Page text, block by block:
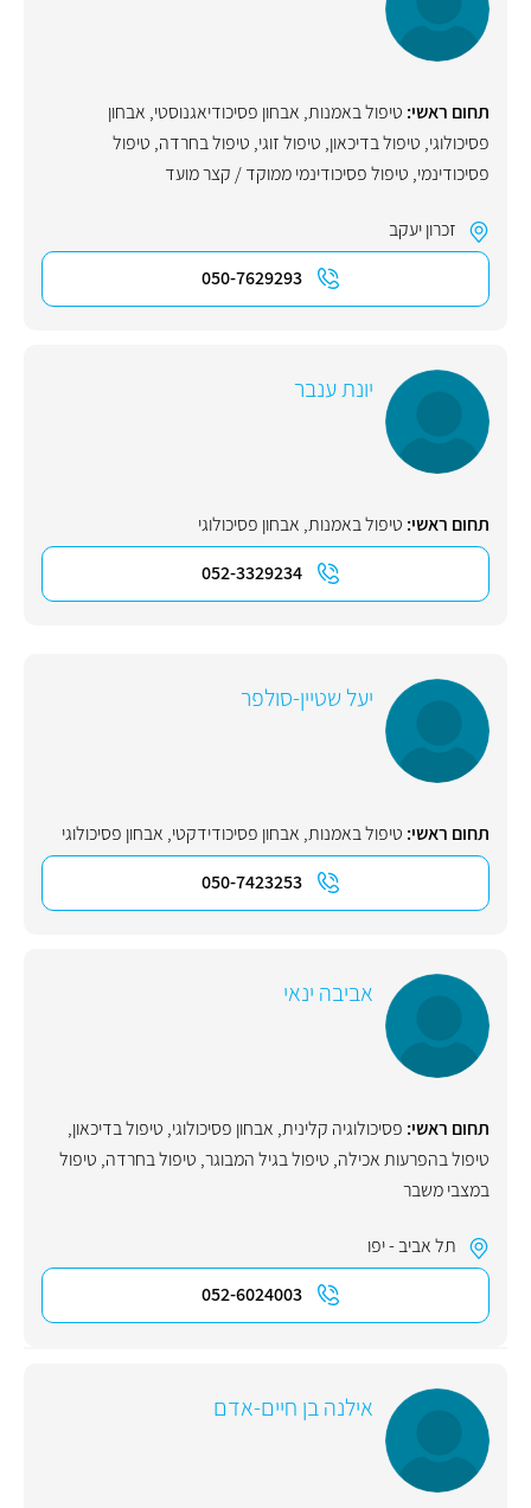
תחום ראשי: טיפול באמנות, אבחון פסיכודיאגנוסטי, אבחון
פסיכולוגי, טיפול בדיכאון, טיפול זוגי, טיפול בחרדה, טיפול
פסיכודינמי, טיפול פסיכודינמי ממוקד / קצר מועד
זכרון יעקב
050-7629293
יונת ענבר
תחום ראשי: טיפול באמנות, אבחון פסיכולוגי
052-3329234
יעל שטיין-סולפר
תחום ראשי: טיפול באמנות, אבחון פסיכודידקטי, אבחון פסיכולוגי
050-7423253
אביבה ינאי
תחום ראשי: פסיכולוגיה קלינית, אבחון פסיכולוגי, טיפול בדיכאון,
טיפול בהפרעות אכילה, טיפול בגיל המבוגר, טיפול בחרדה, טיפול
במצבי משבר
תל אביב - יפו
052-6024003
אילנה בן חיים-אדם